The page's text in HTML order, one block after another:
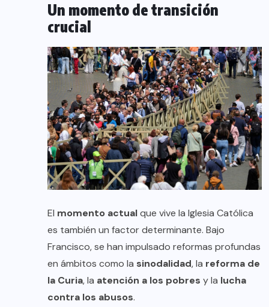
Un momento de transición
crucial
El momento actualque vive la Iglesia Católica
es también un factor determinante. Bajo
Francisco, se han impulsado reformas profundas
en ámbitos como la sinodalidad, la reforma de
la Curia, la atención a los pobres y la lucha
contra los abusos.